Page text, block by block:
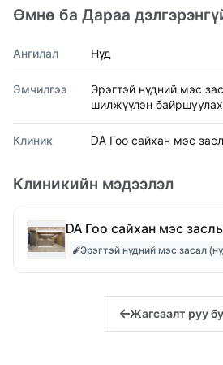
Өмнө ба Дараа
Ангилал Нүд
Эмчилгээ
Эрэгтэй нүдний мэс
шилжүүлэн
Клиник DA Гоо сайхан мэс
Клиникийн мэдээлэл
DA Гоо сайхан мэс
Эрэгтэй нүдний мэс засал
Жагсаалт руу